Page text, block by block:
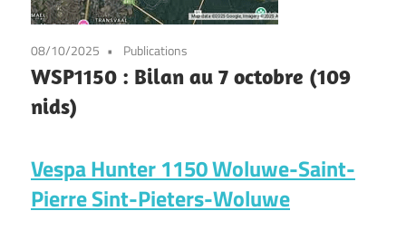
08/10/2025 Publications
WSP1150 : Bilan au 7 octobre (109
nids)
Vespa Hunter 1150 Woluwe-Saint-
Pierre Sint-Pieters-Woluwe